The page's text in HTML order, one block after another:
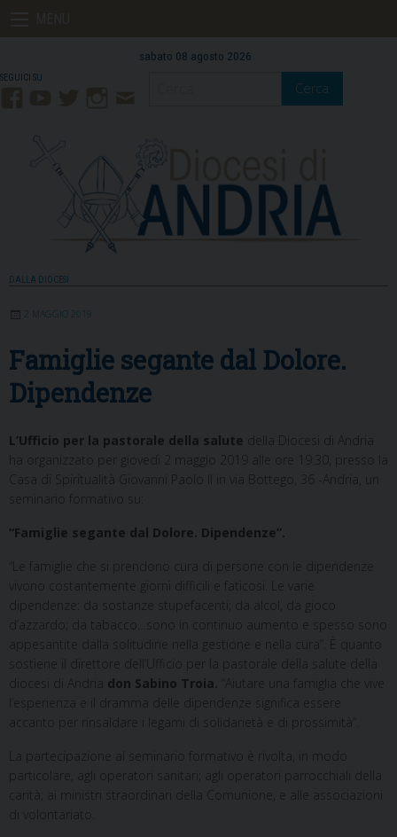
sabato 08 agosto 2026
Mail
Cerca
DALLA DIOCESI
2 MAGGIO 2019
Famiglie segante dal Dolore.
Dipendenze
L’Ufficio per la pastorale della salute della Diocesi di Andria
ha organizzato per giovedì 2 maggio 2019 alle ore 19:30, presso la
Casa di Spiritualità Giovanni Paolo II in via Bottego, 36 -Andria, un
seminario formativo su:
“Famiglie segante dal Dolore. Dipendenze”.
“Le famiglie che si prendono cura di persone con le dipendenze
vivono costantemente giorni difficili e faticosi. Le varie
dipendenze: da sostanze stupefacenti; da alcol, da gioco
d’azzardo; da tabacco…sono in continuo aumento e spesso sono
appesantite dalla solitudine nella gestione e nella cura”. È quanto
sostiene il direttore dell’Ufficio per la pastorale della salute della
diocesi di Andria don Sabino Troia. “Aiutare una famiglia che vive
l’esperienza e il dramma delle dipendenze significa essere
accanto per rinsaldare i legami di solidarietà e di prossimità”.
La partecipazione al seminario formativo è rivolta, in modo
particolare, agli operatori sanitari; agli operatori parrocchiali della
carità; ai ministri straordinari della Comunione, e alle associazioni
di volontariato.